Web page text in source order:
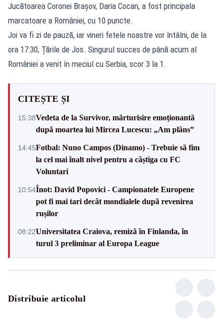
Jucătoarea Coronei Brașov, Daria Cocan, a fost principala
marcatoare a României, cu 10 puncte.
Joi va fi zi de pauză, iar vineri fetele noastre vor întâlni, de la
ora 17:30, Țările de Jos. Singurul succes de până acum al
României a venit în meciul cu Serbia, scor 3 la 1.
CITEȘTE ȘI
15:38Vedeta de la Survivor, mărturisire emoționantă
după moartea lui Mircea Lucescu: „Am plâns”
14:45Fotbal: Nuno Campos (Dinamo) - Trebuie să fim
la cel mai înalt nivel pentru a câștiga cu FC
Voluntari
10:54Înot: David Popovici - Campionatele Europene
pot fi mai tari decât mondialele după revenirea
rușilor
08:22Universitatea Craiova, remiză în Finlanda, în
turul 3 preliminar al Europa League
Distribuie articolul